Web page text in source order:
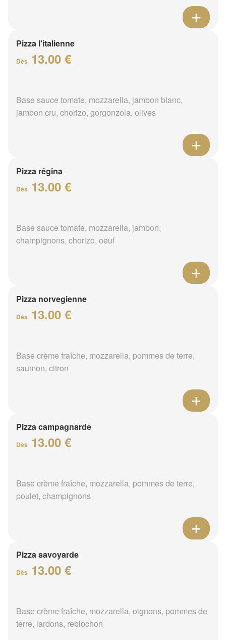
Pizza l'italienne
Dès 13.00 €
Base sauce tomate, mozzarella, jambon blanc,
jambon cru, chorizo, gorgonzola, olives
Pizza régina
Dès 13.00 €
Base sauce tomate, mozzarella, jambon,
champignons, chorizo, oeuf
Pizza norvegienne
Dès 13.00 €
Base crème fraîche, mozzarella, pommes de terre,
saumon, citron
Pizza campagnarde
Dès 13.00 €
Base crème fraîche, mozzarella, pommes de terre,
poulet, champignons
Pizza savoyarde
Dès 13.00 €
Base crème fraîche, mozzarella, oignons, pommes de
terre, lardons, reblochon